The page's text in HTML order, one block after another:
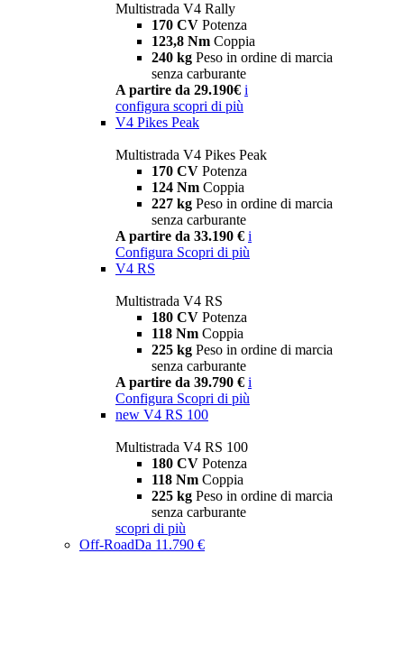
Multistrada V4 Rally
170 CV Potenza
123,8 Nm Coppia
240 kg Peso in ordine di marcia
senza carburante
A partire da 29.190€ i
configura scopri di più
V4 Pikes Peak
Multistrada V4 Pikes Peak
170 CV Potenza
124 Nm Coppia
227 kg Peso in ordine di marcia
senza carburante
A partire da 33.190 € i
Configura Scopri di più
V4 RS
Multistrada V4 RS
180 CV Potenza
118 Nm Coppia
225 kg Peso in ordine di marcia
senza carburante
A partire da 39.790 € i
Configura Scopri di più
new V4 RS 100
Multistrada V4 RS 100
180 CV Potenza
118 Nm Coppia
225 kg Peso in ordine di marcia
senza carburante
scopri di più
Off-RoadDa 11.790 €